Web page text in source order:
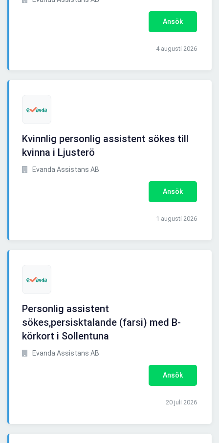
Ansök
4 augusti 2026
Kvinnlig personlig assistent sökes till
kvinna i Ljusterö
Evanda Assistans AB
Ansök
1 augusti 2026
Personlig assistent
sökes,persisktalande (farsi) med B-
körkort i Sollentuna
Evanda Assistans AB
Ansök
20 juli 2026